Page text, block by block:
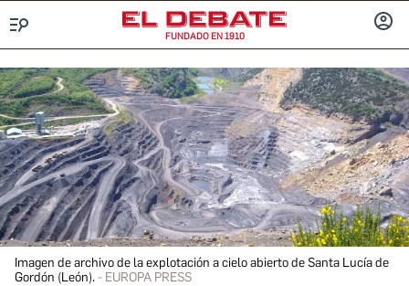
FUNDADO EN 1910
Imagen de archivo de la explotación a cielo abierto de Santa Lucía de
Gordón (León).
EUROPA PRESS